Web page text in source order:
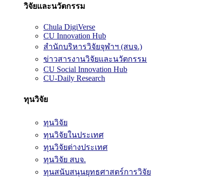
วิจัยและนวัตกรรม
Chula DigiVerse
CU Innovation Hub
สำนักบริหารวิจัยจุฬาฯ (สบจ.)
ข่าวสารงานวิจัยและนวัตกรรม
CU Social Innovation Hub
CU-Daily Research
ทุนวิจัย
ทุนวิจัย
ทุนวิจัยในประเทศ
ทุนวิจัยต่างประเทศ
ทุนวิจัย สบจ.
ทุนสนับสนุนยุทธศาสตร์การวิจัย